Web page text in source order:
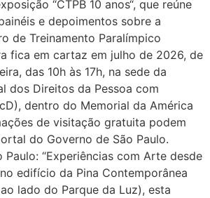
“CTPB 10 anos“, que reúne
e depoimentos sobre a
de Treinamento Paralímpico
fica em cartaz em julho de 2026, de
das 10h às 17h, na sede da
dos Direitos da Pessoa com
dentro do Memorial da América
de visitação gratuita podem
do Governo de São Paulo.
Paulo: “Experiências com Arte desde
edifício da Pina Contemporânea
lado do Parque da Luz), esta